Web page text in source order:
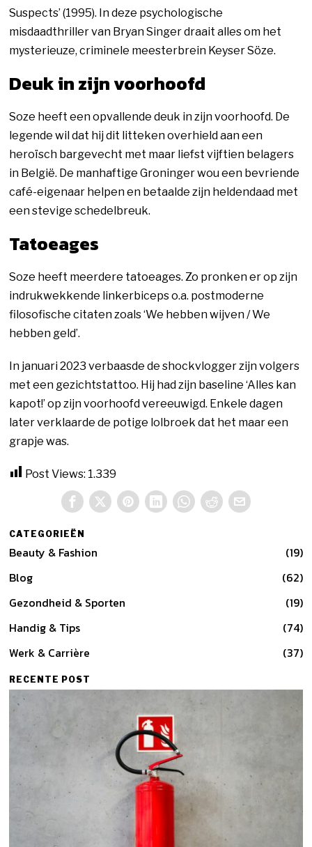
Suspects’ (1995). In deze psychologische
misdaadthriller van Bryan Singer draait alles om het
mysterieuze, criminele meesterbrein Keyser Söze.
Deuk in zijn voorhoofd
Soze heeft een opvallende deuk in zijn voorhoofd. De
legende wil dat hij dit litteken overhield aan een
heroïsch bargevecht met maar liefst vijftien belagers
in België. De manhaftige Groninger wou een bevriende
café-eigenaar helpen en betaalde zijn heldendaad met
een stevige schedelbreuk.
Tatoeages
Soze heeft meerdere tatoeages. Zo pronken er op zijn
indrukwekkende linkerbiceps o.a. postmoderne
filosofische citaten zoals ‘We hebben wijven / We
hebben geld’.
In januari 2023 verbaasde de shockvlogger zijn volgers
met een gezichtstattoo. Hij had zijn baseline ‘Alles kan
kapot!’ op zijn voorhoofd vereeuwigd. Enkele dagen
later verklaarde de potige lolbroek dat het maar een
grapje was.
Post Views: 1.339
CATEGORIEËN
Beauty & Fashion
19
Blog
62
Gezondheid & Sporten
19
Handig & Tips
74
Werk & Carrière
37
RECENTE POST